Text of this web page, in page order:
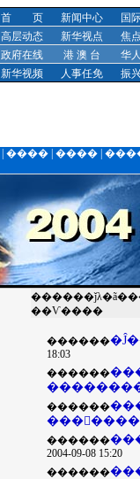
首 页 新闻中心
国
高层动态
新华视点
焦
政府在线
港 澳 台
华
新华视频
人事任免 振
���� ����
��Ѵ����
������
18:03
������
������
������
2004-09-08 15:20
������